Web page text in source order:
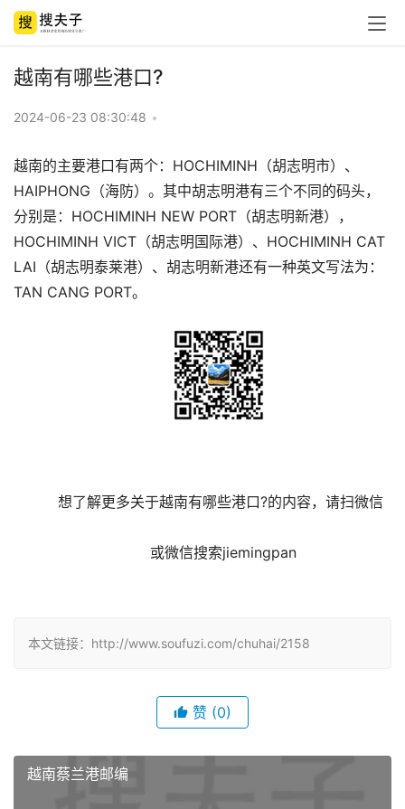
越南有哪些港口?
2024-06-23 08:30:48 •
越南的主要港口有两个：HOCHIMINH（胡志明市）、
HAIPHONG（海防）。其中胡志明港有三个不同的码头，
分别是：HOCHIMINH NEW PORT（胡志明新港），
HOCHIMINH VICT（胡志明国际港）、HOCHIMINH CAT
LAI（胡志明泰莱港）、胡志明新港还有一种英文写法为：
TAN CANG PORT。
	想了解更多关于越南有哪些港口?的内容，请扫微信
本文链接：http://www.soufuzi.com/chuhai/2158
赞 (0)
越南蔡兰港邮编